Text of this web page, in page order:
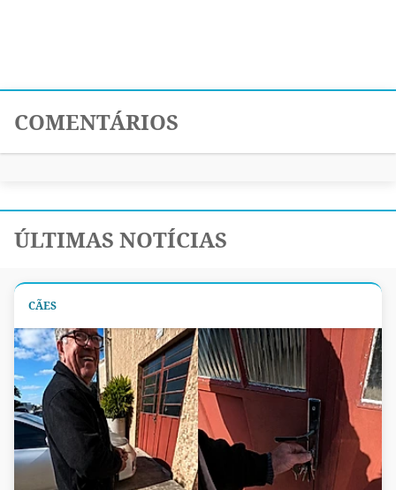
COMENTÁRIOS
ÚLTIMAS NOTÍCIAS
CÃES